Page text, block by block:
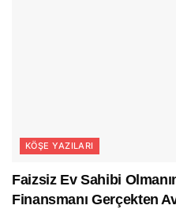
KÖŞE YAZILARI
Faizsiz Ev Sahibi
Finansmanı Gerçekten